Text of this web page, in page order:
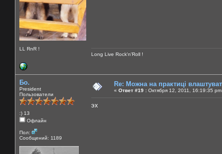
LL RnR !
Long Live Rock'n'Roll !
Бо.
President
Пользователи
:) 13
Офлайн
Пол:
Сообщений: 1189
Re: Можна на практиці
« Ответ #19 : Октября 12, 2011, 16:19:35
эх